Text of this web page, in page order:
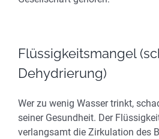
Flüssigkeitsmangel
Dehydrierung)
Wer zu wenig Wasser trinkt,
seiner Gesundheit. Der
verlangsamt die Zirkulation des